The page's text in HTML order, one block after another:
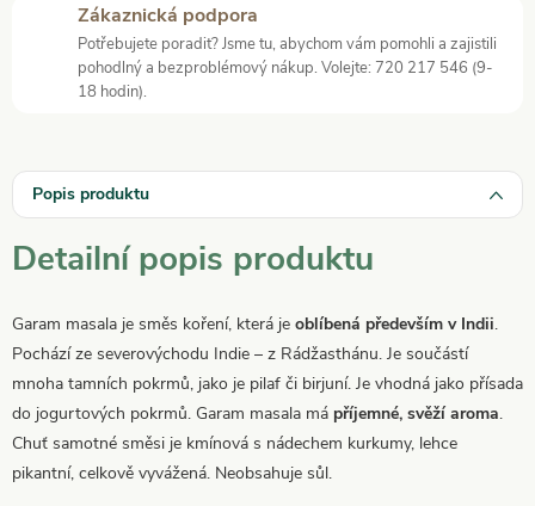
Zákaznická podpora
Potřebujete poradit? Jsme tu, abychom vám pomohli a zajistili
pohodlný a bezproblémový nákup. Volejte: 720 217 546 (9-
18 hodin).
Popis produktu
Detailní popis produktu
Garam masala je směs koření, která je oblíbená především v Indii.
Pochází ze severovýchodu Indie – z Rádžasthánu. Je součástí
mnoha tamních pokrmů, jako je pilaf či birjuní. Je vhodná jako přísada
do jogurtových pokrmů. Garam masala má příjemné, svěží aroma.
Chuť samotné směsi je kmínová s nádechem kurkumy, lehce
pikantní, celkově vyvážená. Neobsahuje sůl.